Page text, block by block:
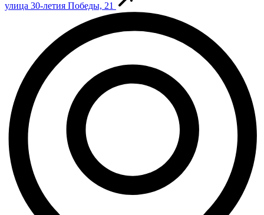
улица 30-летия Победы, 21